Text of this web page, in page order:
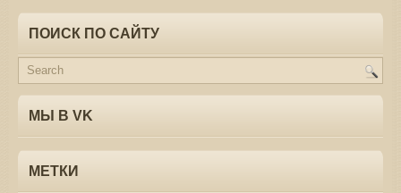
ПОИСК ПО САЙТУ
МЫ В VK
МЕТКИ